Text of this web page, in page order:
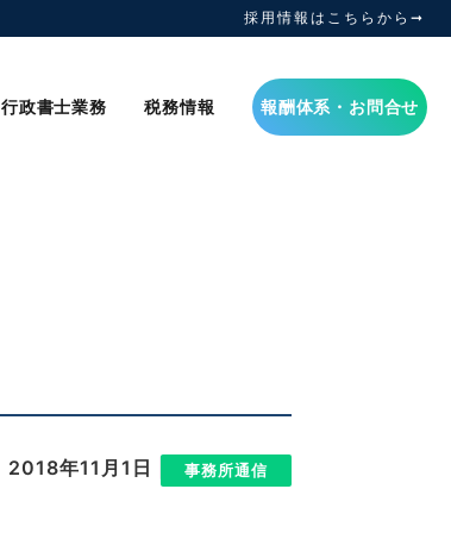
採用情報はこちらから➞
行政書士業務 税務情報 報酬体系・お問合せ
2018年11月1日 事務所通信